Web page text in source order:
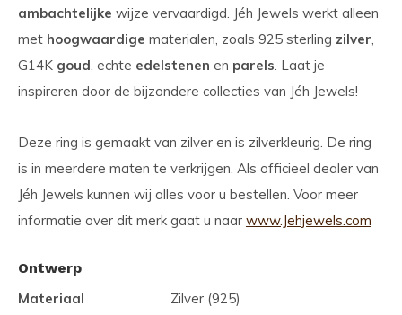
ambachtelijke wijze vervaardigd. Jéh Jewels werkt alleen
met hoogwaardige materialen, zoals 925 sterling zilver,
G14K goud, echte edelstenen en parels. Laat je
inspireren door de bijzondere collecties van Jéh Jewels!
Deze ring is gemaakt van zilver en is zilverkleurig. De ring
is in meerdere maten te verkrijgen. Als officieel dealer van
Jéh Jewels kunnen wij alles voor u bestellen. Voor meer
informatie over dit merk gaat u naar www.Jehjewels.com
Ontwerp
Materiaal
Zilver (925)